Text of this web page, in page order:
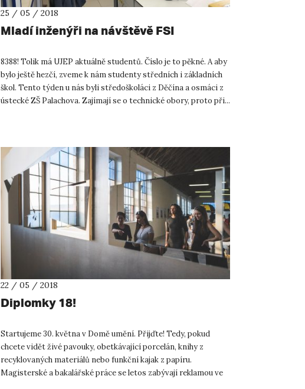
25 / 05 / 2018
Mladí inženýři na návštěvě FSI
8388! Tolik má UJEP aktuálně studentů. Číslo je to pěkné. A aby
bylo ještě hezčí, zveme k nám studenty středních i základních
škol. Tento týden u nás byli středoškoláci z Děčína a osmáci z
ústecké ZŠ Palachova. Zajímají se o technické obory, proto při...
22 / 05 / 2018
Diplomky 18!
Startujeme 30. května v Domě umění. Přijďte! Tedy, pokud
chcete vidět živé pavouky, obetkávající porcelán, knihy z
recyklovaných materiálů nebo funkční kajak z papíru.
Magisterské a bakalářské práce se letos zabývají reklamou ve